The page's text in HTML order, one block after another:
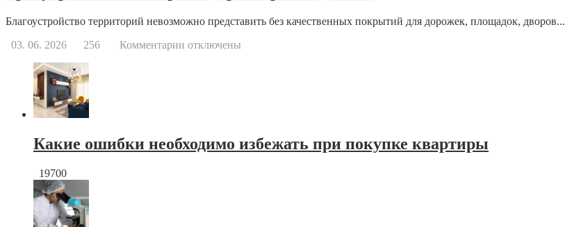
Благоустройство территорий невозможно представить без качественных покрытий для дорожек, площадок, дворов...
03. 06. 2026
256 Комментарии котключены
Какие ошибки необходимо избежать при покупке квартиры
19700